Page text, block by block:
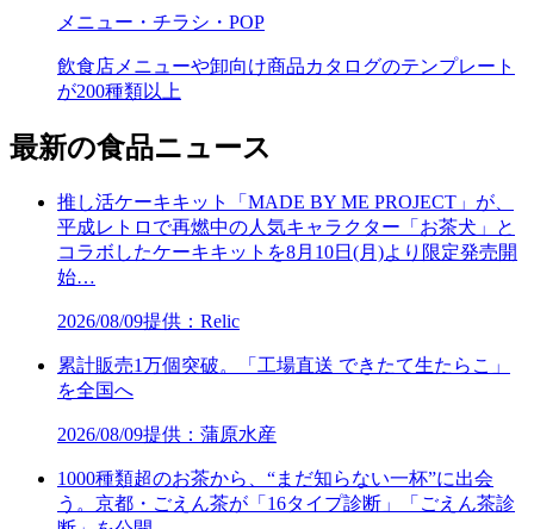
メニュー・チラシ・POP
飲食店メニューや卸向け商品カタログのテンプレート
が200種類以上
最新の食品ニュース
推し活ケーキキット「MADE BY ME PROJECT」が、
平成レトロで再燃中の人気キャラクター「お茶犬」と
コラボしたケーキキットを8月10日(月)より限定発売開
始…
2026/08/09提供：Relic
累計販売1万個突破。「工場直送 できたて生たらこ」
を全国へ
2026/08/09提供：蒲原水産
1000種類超のお茶から、“まだ知らない一杯”に出会
う。京都・ごえん茶が「16タイプ診断」「ごえん茶診